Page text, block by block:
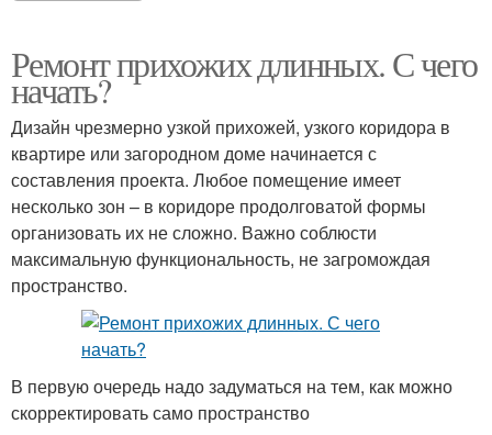
Ремонт прихожих длинных. С чего
начать?
Дизайн чрезмерно узкой прихожей, узкого коридора в
квартире или загородном доме начинается с
составления проекта. Любое помещение имеет
несколько зон – в коридоре продолговатой формы
организовать их не сложно. Важно соблюсти
максимальную функциональность, не загромождая
пространство.
В первую очередь надо задуматься на тем, как можно
скорректировать само пространство